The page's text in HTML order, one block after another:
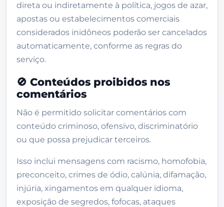
direta ou indiretamente à política, jogos de azar,
apostas ou estabelecimentos comerciais
considerados inidôneos poderão ser cancelados
automaticamente, conforme as regras do
serviço.
🚫 Conteúdos proibidos nos
comentários
Não é permitido solicitar comentários com
conteúdo criminoso, ofensivo, discriminatório
ou que possa prejudicar terceiros.
Isso inclui mensagens com racismo, homofobia,
preconceito, crimes de ódio, calúnia, difamação,
injúria, xingamentos em qualquer idioma,
exposição de segredos, fofocas, ataques